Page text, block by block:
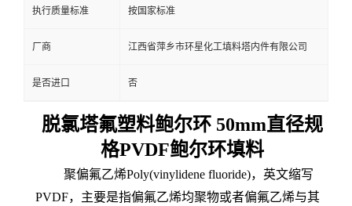
执行质量标准 按国家标准
厂商 江西省萍乡市环星化工填料塔内件有限公司
是否进口 否
脱氯塔氟塑料鲍尔环 50mm直径规
格PVDF鲍尔环填料
聚偏氟乙烯Poly(vinylidene fluoride)，英文缩写
PVDF，主要是指偏氟乙烯均聚物或者偏氟乙烯与其